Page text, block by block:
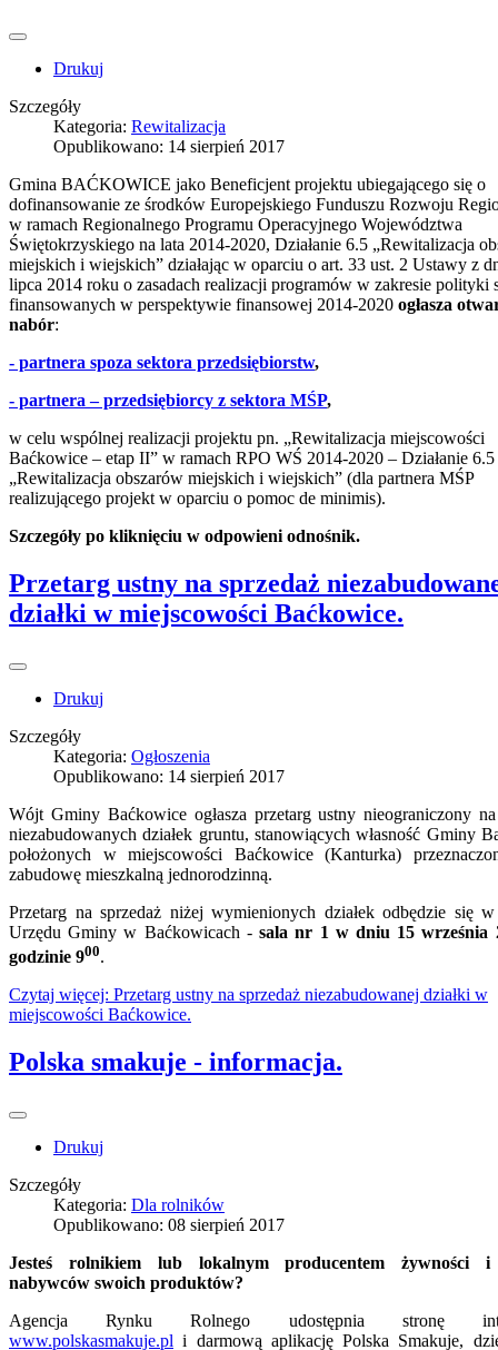
Drukuj
Szczegóły
Kategoria: Rewitalizacja
Opublikowano: 14 sierpień 2017
Gmina BAĆKOWICE jako Beneficjent projektu ubiegającego się o
dofinansowanie ze środków Europejskiego Funduszu Rozwoju
w ramach Regionalnego Programu Operacyjnego Województwa
Świętokrzyskiego na lata 2014-2020, Działanie 6.5 „Rewitalizacja
miejskich i wiejskich” działając w oparciu o art. 33 ust. 2 Ustawy z
lipca 2014 roku o zasadach realizacji programów w zakresie polityki
finansowanych w perspektywie finansowej 2014-2020 ogłasza
nabór:
- partnera spoza sektora przedsiębiorstw,
- partnera – przedsiębiorcy z sektora MŚP,
w celu wspólnej realizacji projektu pn. „Rewitalizacja miejscowości
Baćkowice – etap II” w ramach RPO WŚ 2014-2020 – Działanie 6.5
„Rewitalizacja obszarów miejskich i wiejskich” (dla partnera MŚP
realizującego projekt w oparciu o pomoc de minimis).
Szczegóły po kliknięciu w odpowieni odnośnik.
Przetarg ustny na sprzedaż
działki w miejscowości Baćkowice.
Drukuj
Szczegóły
Kategoria: Ogłoszenia
Opublikowano: 14 sierpień 2017
Wójt Gminy Baćkowice ogłasza przetarg ustny nieograniczony na
niezabudowanych działek gruntu, stanowiących własność Gminy
położonych w miejscowości Baćkowice (Kanturka)
zabudowę mieszkalną jednorodzinną.
Przetarg na sprzedaż niżej wymienionych działek odbędzie się
Urzędu Gminy w Baćkowicach -sala nr 1 w dniu 15 września
godzinie 900.
Czytaj więcej: Przetarg ustny na sprzedaż niezabudowanej działki w
miejscowości Baćkowice.
Polska smakuje - informacja.
Drukuj
Szczegóły
Kategoria: Dla rolników
Opublikowano: 08 sierpień 2017
Jesteś rolnikiem lub lokalnym producentem żywności i
nabywców swoich produktów?
Agencja Rynku Rolnego udostępnia stronę
www.polskasmakuje.pl i darmową aplikację Polska Smakuje,